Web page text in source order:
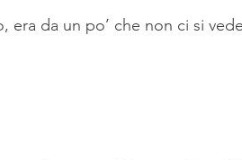
da un po’ che non ci si